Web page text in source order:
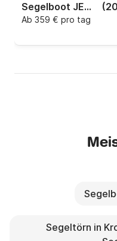
Segelboot JEANNEAU 54 16.16m
Ab 359 € pro tag
Segeltörn in